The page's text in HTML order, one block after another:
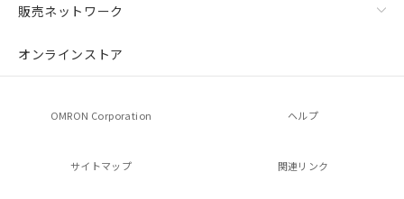
販売ネットワーク
オンラインストア
OMRON Corporation ヘルプ
サイトマップ 関連リンク